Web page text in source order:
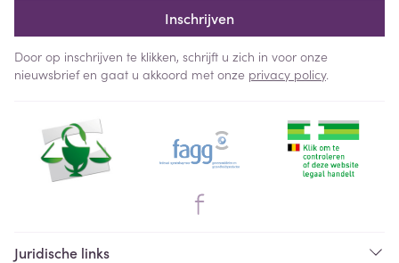
Inschrijven
Door op inschrijven te klikken, schrijft u zich in voor onze
nieuwsbrief en gaat u akkoord met onze privacy policy.
Juridische links